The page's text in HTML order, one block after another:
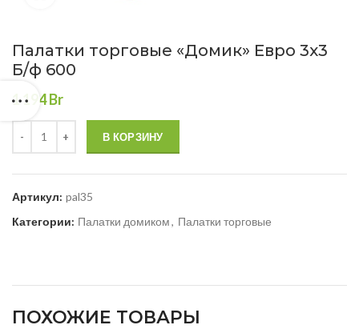
Палатки торговые «Домик» Евро 3х3
Б/ф 600
1 194Br
В КОРЗИНУ
Артикул: pal35
Категории: Палатки домиком, Палатки торговые
ПОХОЖИЕ ТОВАРЫ